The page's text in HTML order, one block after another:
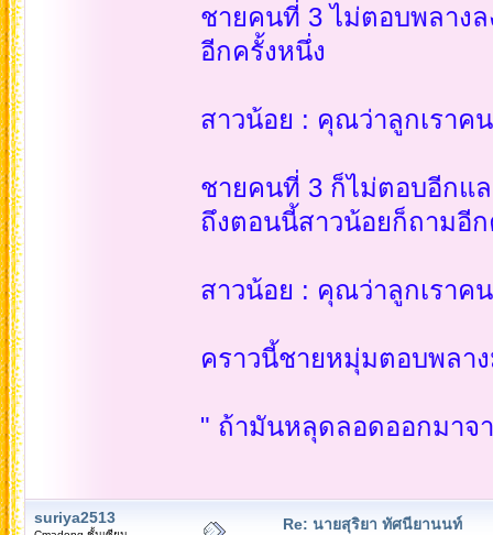
ชายคนที่ 3 ไม่ตอบพลาง
อีกครั้งหนึ่ง
สาวน้อย : คุณว่าลูกเราค
ชายคนที่ 3 ก็ไม่ตอบอีกแล
ถึงตอนนี้สาวน้อยก็ถามอี
สาวน้อย : คุณว่าลูกเราค
คราวนี้ชายหมุ่มตอบพลา
" ถ้ามันหลุดลอดออกมาจ
suriya2513 Re: นายสุริยา ทัศนียานนท์